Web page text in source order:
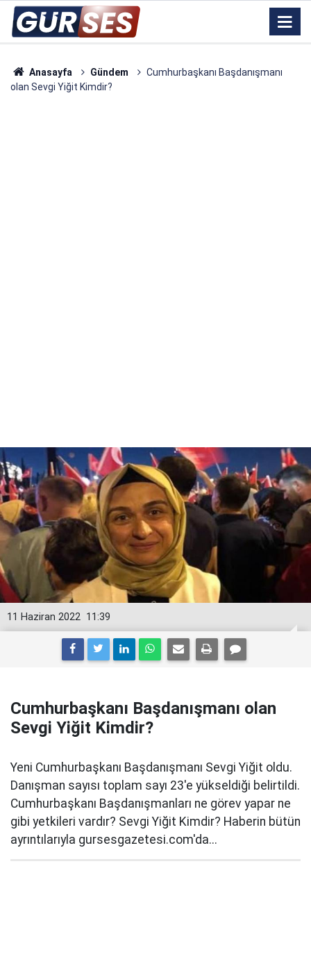
Anasayfa Gündem
Cumhurbaşkanı Başdanışmanı
olan Sevgi Yiğit Kimdir?
11:39
11 Haziran 2022
Cumhurbaşkanı Başdanışmanı olan
Sevgi Yiğit Kimdir?
Yeni Cumhurbaşkanı Başdanışmanı Sevgi Yiğit oldu.
Danışman sayısı toplam sayı 23'e yükseldiği belirtildi.
Cumhurbaşkanı Başdanışmanları ne görev yapar ne
gibi yetkileri vardır? Sevgi Yiğit Kimdir? Haberin bütün
ayrıntılarıyla gursesgazetesi.com'da...